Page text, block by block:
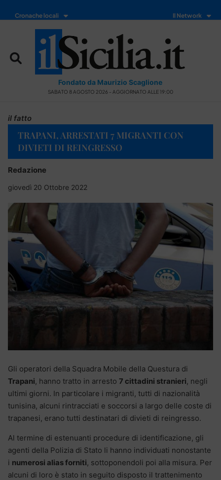
Cronache locali Il Network
Fondato da Maurizio Scaglione
SABATO 8 AGOSTO 2026 - AGGIORNATO ALLE 19:00
il fatto
TRAPANI, ARRESTATI 7 MIGRANTI CON
DIVIETI DI REINGRESSO
Redazione
giovedì 20 Ottobre 2022
Gli operatori della Squadra Mobile della Questura di
Trapani, hanno tratto in arresto 7 cittadini stranieri, negli
ultimi giorni. In particolare i migranti, tutti di nazionalità
tunisina, alcuni rintracciati e soccorsi a largo delle coste di
trapanesi, erano tutti destinatari di divieti di reingresso.
Al termine di estenuanti procedure di identificazione, gli
agenti della Polizia di Stato li hanno individuati nonostante
i numerosi alias forniti, sottoponendoli poi alla misura. Per
alcuni di loro è stato in seguito disposto il trattenimento